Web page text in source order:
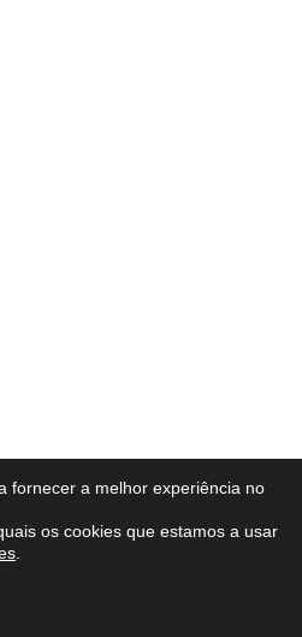
fornecer a melhor experiência no
os cookies que estamos a usar